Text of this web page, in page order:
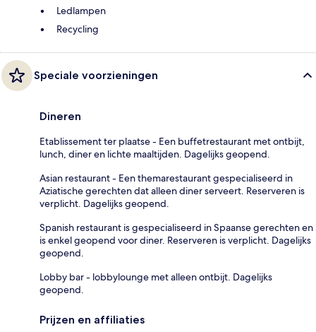
Ledlampen
Recycling
Speciale voorzieningen
Dineren
Etablissement ter plaatse - Een buffetrestaurant met ontbijt,
lunch, diner en lichte maaltijden. Dagelijks geopend.
Asian restaurant - Een themarestaurant gespecialiseerd in
Aziatische gerechten dat alleen diner serveert. Reserveren is
verplicht. Dagelijks geopend.
Spanish restaurant is gespecialiseerd in Spaanse gerechten en
is enkel geopend voor diner. Reserveren is verplicht. Dagelijks
geopend.
Lobby bar - lobbylounge met alleen ontbijt. Dagelijks
geopend.
Prijzen en affiliaties